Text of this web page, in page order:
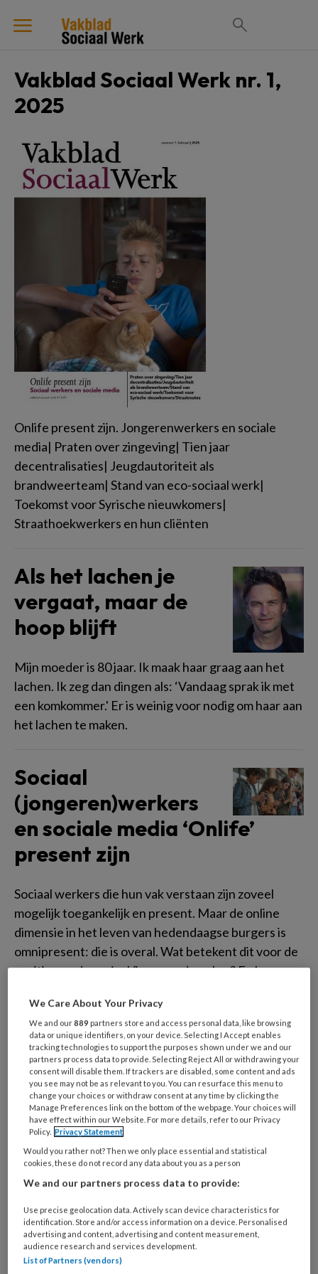
Vakblad Sociaal Werk nr. 1,
2025
Onlife present zijn. Jongerenwerkers en sociale
media| Praten over zingeving| Tien jaar
decentralisaties| Jeugdautoriteit als
brandweerteam| Stand van eco-sociaal werk|
Toekomst voor Syrische nieuwkomers|
Straathoekwerkers en hun cliënten
Als het lachen je
vergaat, maar de
hoop blijft
Mijn moeder is 80 jaar. Ik maak haar graag aan het
lachen. Ik zeg dan dingen als: ‘Vandaag sprak ik met
een komkommer.' Er is weinig voor nodig om haar aan
het lachen te maken.
Sociaal
(jongeren)werkers
en sociale media ‘Onlife’
present zijn
Sociaal werkers die hun vak verstaan zijn zoveel
mogelijk toegankelijk en present. Maar de online
dimensie in het leven van hedendaagse burgers is
omnipresent: die is overal. Wat betekent dit voor de
positie van de sociaal (jongeren)werker? En hoe
vorming?
Column Leuke
dingen verdelen
In de kerstvakantie las ik ‘Komt een
land bij de dokter', het indrukwekkende boek van
huisarts-straatarts Michelle van Tongerloo. Wat
haar patiënten nodig hadden, zo leerde Van
Tongerloo, bleek lang niet altijd overeen te komen
met wat zij hen als arts kon bieden.
We Care About Your Privacy
We and our889 partners store and access personal data, like browsing
data or unique identifiers, on your device. Selecting I Accept enables
tracking technologies to support the purposes shown under we and our
partners process data to provide. Selecting Reject All or withdrawing your
consent will disable them. If trackers are disabled, some content and ads
you see may not be as relevant to you. You can resurface this menu to
change your choices or withdraw consent at any time by clicking the
Manage Preferences link on the bottom of the webpage. Your choices will
have effect within our Website. For more details, refer to our Privacy
Policy. Privacy Statement
Would you rather not? Then we only place essential and statistical
cookies, these do not record any data about you as a person
We and our partners process data to provide:
Use precise geolocation data. Actively scan device characteristics for
identification. Store and/or access information on a device. Personalised
advertising and content, advertising and content measurement,
audience research and services development.
List of Partners (vendors)